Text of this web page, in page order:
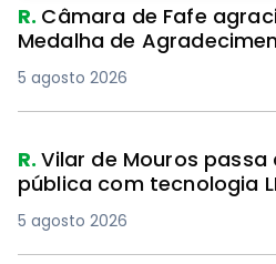
R. Câmara de Fafe
Medalha de
5 agosto 2026
R.Vilar de Mouros
pública com tecnologia
5 agosto 2026